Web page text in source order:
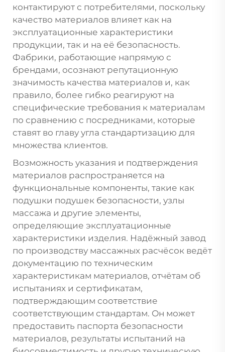
контактируют с потребителями, поскольку
качество материалов влияет как на
эксплуатационные характеристики
продукции, так и на её безопасность.
Фабрики, работающие напрямую с
брендами, осознают репутационную
значимость качества материалов и, как
правило, более гибко реагируют на
специфические требования к материалам
по сравнению с посредниками, которые
ставят во главу угла стандартизацию для
множества клиентов.
Возможность указания и подтверждения
материалов распространяется на
функциональные компоненты, такие как
подушки подушек безопасности, узлы
массажа и другие элементы,
определяющие эксплуатационные
характеристики изделия. Надёжный завод
по производству массажных расчёсок ведёт
документацию по техническим
характеристикам материалов, отчётам об
испытаниях и сертификатам,
подтверждающим соответствие
соответствующим стандартам. Он может
предоставить паспорта безопасности
материалов, результаты испытаний на